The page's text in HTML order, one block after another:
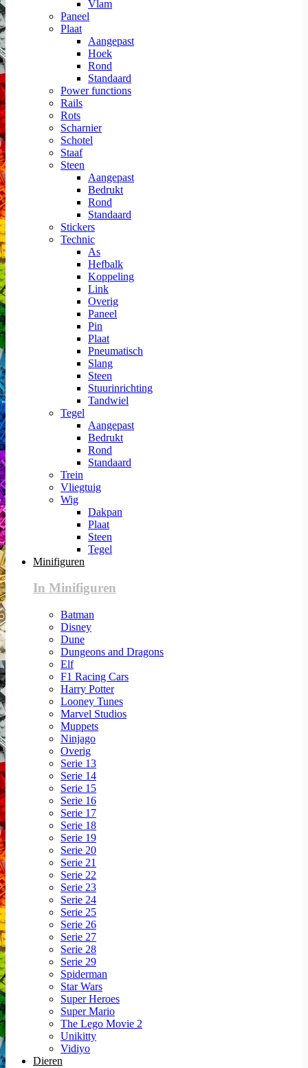
Vlam
Paneel
Plaat
Aangepast
Hoek
Rond
Standaard
Power functions
Rails
Rots
Scharnier
Schotel
Staaf
Steen
Aangepast
Bedrukt
Rond
Standaard
Stickers
Technic
As
Hefbalk
Koppeling
Link
Overig
Paneel
Pin
Plaat
Pneumatisch
Slang
Steen
Stuurinrichting
Tandwiel
Tegel
Aangepast
Bedrukt
Rond
Standaard
Trein
Vliegtuig
Wig
Dakpan
Plaat
Steen
Tegel
Minifiguren
In Minifiguren
Batman
Disney
Dune
Dungeons and Dragons
Elf
F1 Racing Cars
Harry Potter
Looney Tunes
Marvel Studios
Muppets
Ninjago
Overig
Serie 13
Serie 14
Serie 15
Serie 16
Serie 17
Serie 18
Serie 19
Serie 20
Serie 21
Serie 22
Serie 23
Serie 24
Serie 25
Serie 26
Serie 27
Serie 28
Serie 29
Spiderman
Star Wars
Super Heroes
Super Mario
The Lego Movie 2
Unikitty
Vidiyo
Dieren